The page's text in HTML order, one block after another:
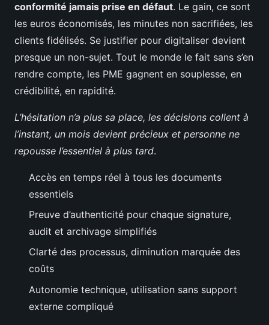
conformité jamais prise en défaut. Le gain, ce sont
les euros économisés, les minutes non sacrifiées, les
clients fidélisés. Se justifier pour digitaliser devient
presque un non-sujet. Tout le monde le fait sans s’en
rendre compte, les PME gagnent en souplesse, en
crédibilité, en rapidité.
L’hésitation n’a plus sa place, les décisions collent à
l’instant, un mois devient précieux et personne ne
repousse l’essentiel à plus tard.
Accès en temps réel à tous les documents
essentiels
Preuve d’authenticité pour chaque signature,
audit et archivage simplifiés
Clarté des processus, diminution marquée des
coûts
Autonomie technique, utilisation sans support
externe compliqué